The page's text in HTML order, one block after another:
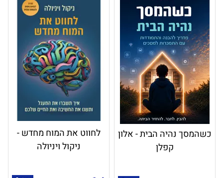
כשהמסך נהיה הבית - אלון
קפלן
לחווט את המוח מחדש -
ניקול ויניולה